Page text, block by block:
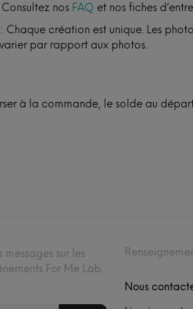
nos FAQ et nos fiches
Chaque création est unique. Les
par rapport aux photos.
à la commande, le solde au
sur les
For Me Lab.
Nous